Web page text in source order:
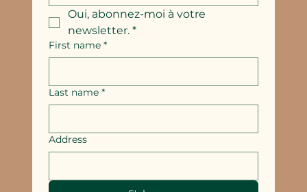
Oui, abonnez-moi à votre
newsletter. *
First name *
Last name *
Address